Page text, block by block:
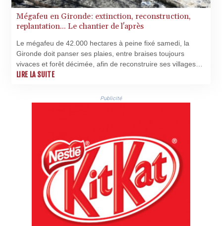
Mégafeu en Gironde: extinction, reconstruction,
replantation... Le chantier de l'après
Le mégafeu de 42.000 hectares à peine fixé samedi, la
Gironde doit panser ses plaies, entre braises toujours
vivaces et forêt décimée, afin de reconstruire ses villages
sinistrés, ses paysages dévastés et son image écornée.
LIRE LA SUITE
Publicité